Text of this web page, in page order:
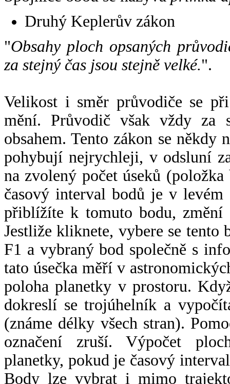
Druhý Keplerův zákon
"Obsahy ploch opsaných
za stejný čas jsou stejně velké.".
Velikost i směr průvodiče se
mění. Průvodič však vždy za
obsahem. Tento zákon se někdy
pohybují nejrychleji, v odsluní
na zvolený počet úseků
časový interval bodů je v
přiblížíte k tomuto bodu,
Jestliže kliknete, vybere se tento
F1 a vybraný bod společně s
tato úsečka měří v
poloha planetky v prostoru.
dokreslí se trojúhelník a
(známe délky všech stran).
označení zruší. Výpočet
planetky, pokud je časový
Body lze vybrat i mimo